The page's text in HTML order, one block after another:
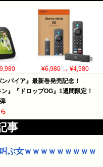
¥6,980→ ¥4,980
パイア』最新巻発売記念！
』『ドロップOG』1週間限定！
事
ぶ女ｗｗｗｗｗｗｗｗｗ